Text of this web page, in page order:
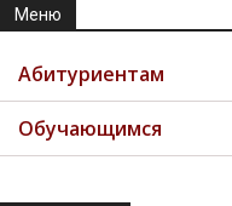
Меню
Абитуриентам
Обучающимся